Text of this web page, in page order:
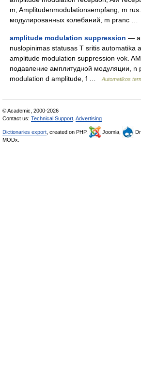
m; Amplitudenmodulationsempfang, m
модулированных колебаний, m pranc …
amplitude modulation suppression —
nuslopinimas statusas T sritis automatika
amplitude modulation suppression vok.
подавление амплитудной модуляции, n
modulation d amplitude, f …
Automatikos
© Academic, 2000-2026
Contact us: Technical Support Advertising
Dictionaries export , created on PHP, Joomla,
MODx.